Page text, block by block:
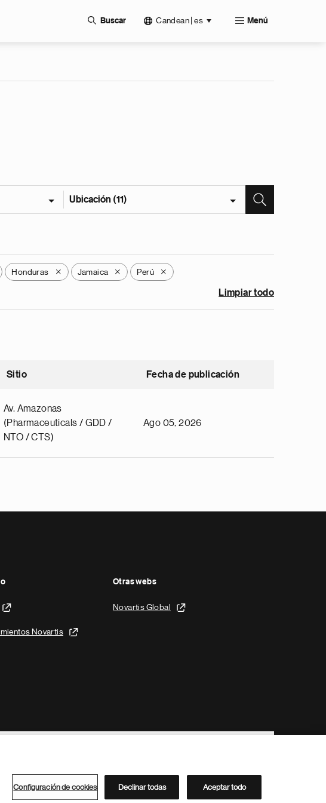
Buscar Candean | es Menú
Ubicación (11)
Honduras X Jamaica X Perú X
Limpiar todo
Sitio Fecha de publicación
Av. Amazonas
(Pharmaceuticals / GDD /
NTO / CTS)
Ago 05, 2026
Novartis
Otras webs
Novartis Global
Directorio de Novartis
Configuración de cookies Declinar todas Aceptar todo